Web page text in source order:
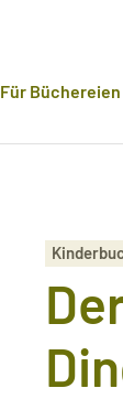
Für Büchereien